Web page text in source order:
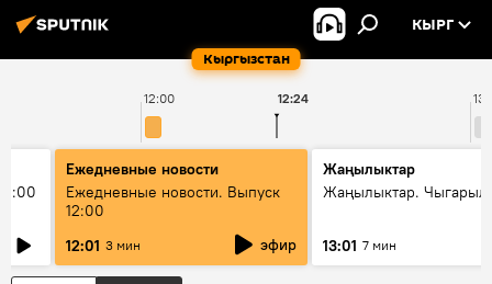
Кыргызстан
КЫРГ
12:00 12:24
Ежедневные новости
Ежедневные новости. Выпуск
12:00
12:01 3 мин эфир
Жаңылыктар
Жаңылыктар.
13:01 7 мин